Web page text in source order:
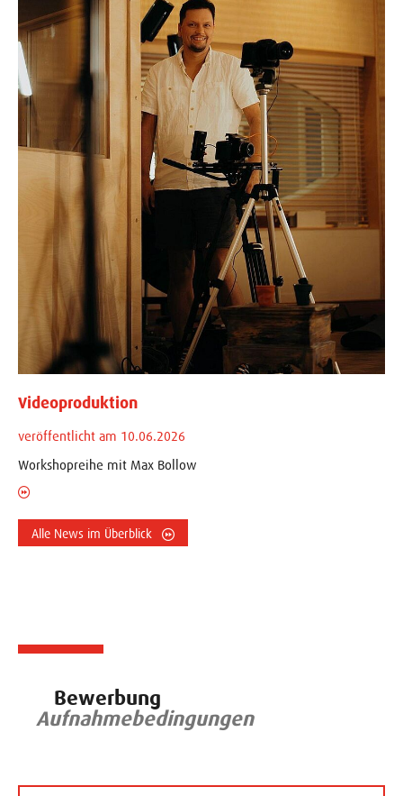
Videoproduktion
veröffentlicht am 10.06.2026
Workshopreihe mit Max Bollow
Alle News im Überblick
Bewerbung
Aufnahmebedingungen